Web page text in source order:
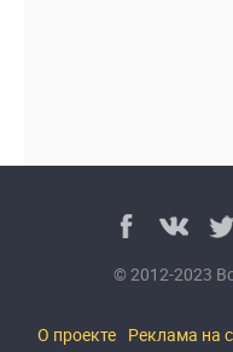
© 2012-2023
О проекте Реклама на